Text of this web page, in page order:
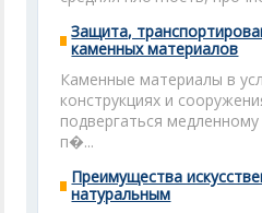
Защита,
каменных материалов
Каменные материалы в
конструкциях и
подвергаться
п�...
Преимущества
натуральным